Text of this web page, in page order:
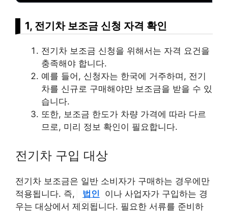
1, 전기차 보조금 신청 자격 확인
전기차 보조금 신청을 위해서는 자격 요건을
충족해야 합니다.
예를 들어, 신청자는 한국에 거주하며, 전기
차를 신규로 구매해야만 보조금을 받을 수 있
습니다.
또한, 보조금 한도가 차량 가격에 따라 다르
므로, 미리 정보 확인이 필요합니다.
전기차 구입 대상
전기차 보조금은 일반 소비자가 구매하는 경우에만
적용됩니다. 즉,
법인
이나 사업자가 구입하는 경
우는 대상에서 제외됩니다. 필요한 서류를 준비하